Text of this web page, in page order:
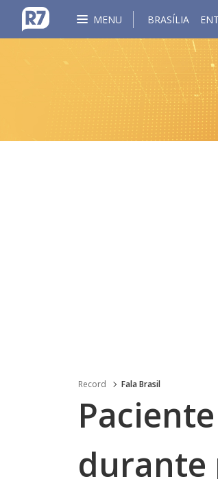
MENU BRASÍLIA
Record Fala Brasil
durante